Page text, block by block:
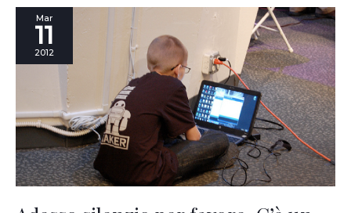
Mar
11
2012
Adesso
silenzio
che
qualcosa
da
insegnare